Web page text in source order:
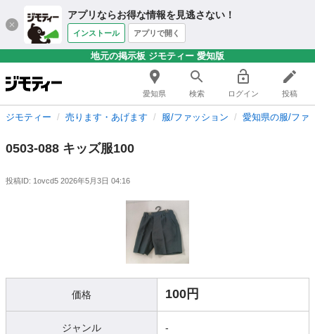
アプリならお得な情報を見逃さない！
インストール アプリで開く
地元の掲示板 ジモティー 愛知版
愛知県 検索 ログイン 投稿
ジモティー 売ります・あげます 服/ファッション 愛知県の服/ファ
0503-088 キッズ服100
投稿ID: 1ovcd5 2026年5月3日 04:16
価格 100円
ジャンル -